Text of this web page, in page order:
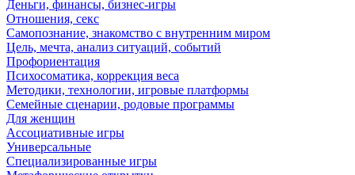
Деньги, финансы, бизнес-игры
Отношения, секс
Самопознание, знакомство с внутренним миром
Цель, мечта, анализ ситуаций, событий
Профориентация
Психосоматика, коррекция веса
Методики, технологии, игровые платформы
Семейные сценарии, родовые программы
Для женщин
Ассоциативные игры
Универсальные
Специализированные игры